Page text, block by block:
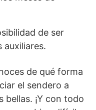
de ser
auxiliares.
de qué forma
el sendero a
bellas. ¡Y con todo